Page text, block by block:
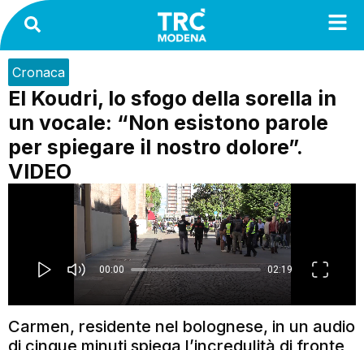
Cronaca
El Koudri, lo sfogo della sorella in
un vocale: “Non esistono parole
per spiegare il nostro dolore”.
VIDEO
Carmen, residente nel bolognese, in un audio
di cinque minuti spiega l’incredulità di fronte